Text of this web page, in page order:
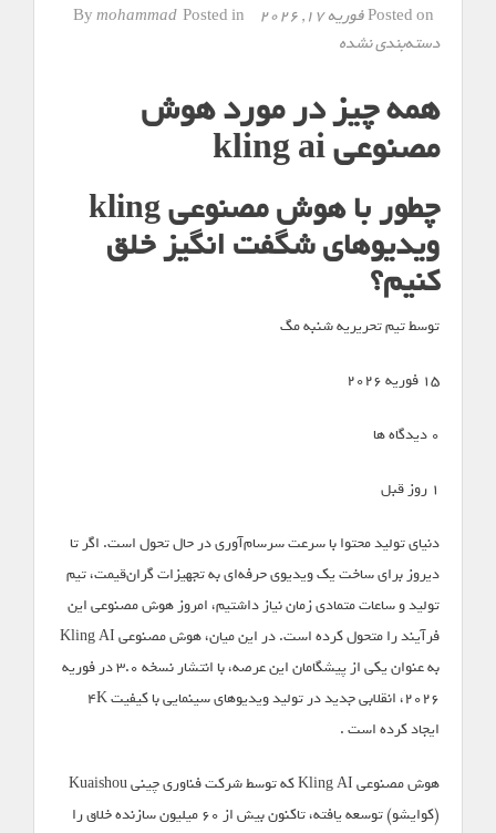
Posted onفوریه 17, 2026 mohammad Posted in
دسته‌بندی نشده
همه چیز در مورد هوش
مصنوعی kling ai
چطور با هوش مصنوعی kling
ویدیوهای شگفت انگیز خلق
کنیم؟
توسط تیم تحریریه شنبه مگ
15 فوریه 2026
0 دیدگاه ها
1 روز قبل
دنیای تولید محتوا با سرعت سرسام‌آوری در حال تحول است. اگر تا
دیروز برای ساخت یک ویدیوی حرفه‌ای به تجهیزات گران‌قیمت، تیم
تولید و ساعات متمادی زمان نیاز داشتیم، امروز هوش مصنوعی این
فرآیند را متحول کرده است. در این میان، هوش مصنوعی Kling AI
به عنوان یکی از پیشگامان این عرصه، با انتشار نسخه ۳.۰ در فوریه
۲۰۲۶، انقلابی جدید در تولید ویدیوهای سینمایی با کیفیت ۴K
ایجاد کرده است .
هوش مصنوعی Kling AI که توسط شرکت فناوری چینی Kuaishou
(کوایشو) توسعه یافته، تاکنون بیش از ۶۰ میلیون سازنده خلاق را